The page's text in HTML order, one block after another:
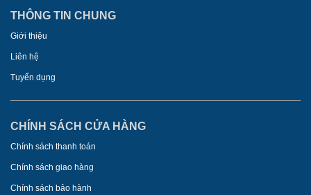
THÔNG TIN CHUNG
Giới thiệu
Liên hệ
Tuyển dụng
CHÍNH SÁCH CỬA HÀNG
Chính sách thanh toán
Chính sách giao hàng
Chính sách bảo hành